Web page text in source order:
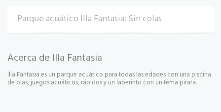
Parque acuático Illa Fantasia: Sin colas
Acerca de Illa Fantasia
Illa Fantasia es un parque acuático para todas las edades con una piscina
de olas, juegos acuáticos, rápidos y un laberinto con un tema pirata.